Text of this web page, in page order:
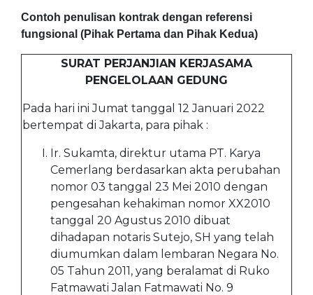
Contoh penulisan kontrak dengan referensi
fungsional (Pihak Pertama dan Pihak Kedua)
SURAT PERJANJIAN KERJASAMA
PENGELOLAAN GEDUNG
Pada hari ini Jumat tanggal 12 Januari 2022
bertempat di Jakarta, para pihak :
Ir. Sukamta, direktur utama PT. Karya
Cemerlang berdasarkan akta perubahan
nomor 03 tanggal 23 Mei 2010 dengan
pengesahan kehakiman nomor XX2010
tanggal 20 Agustus 2010 dibuat
dihadapan notaris Sutejo, SH yang telah
diumumkan dalam lembaran Negara No.
05 Tahun 2011, yang beralamat di Ruko
Fatmawati Jalan Fatmawati No. 9